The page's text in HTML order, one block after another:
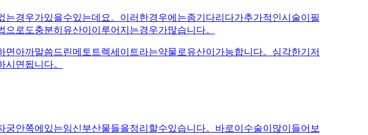
경우가있을수있는데요。이러한경우에는좀기다리다가추가적인시술이필
로도충분히유산이이루어지는경우가많습니다。
아까말씀드린메토트렉세이트라는약물로유산이가능합니다。심각한기저
면됩니다。
안쪽에있는임신부산물들을정리할수있습니다。바로이수술이많이들어보